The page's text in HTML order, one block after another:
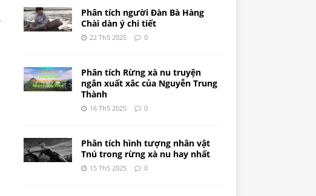
Phân tích người Đàn Bà Hàng
Chài dàn ý chi tiết
22 Th5 2025 0
Phân tích Rừng xà nu truyện
ngắn xuất xắc của Nguyễn Trung
Thành
16 Th5 2025 0
Phân tích hình tượng nhân vật
Tnú trong rừng xà nu hay nhất
15 Th5 2025 0